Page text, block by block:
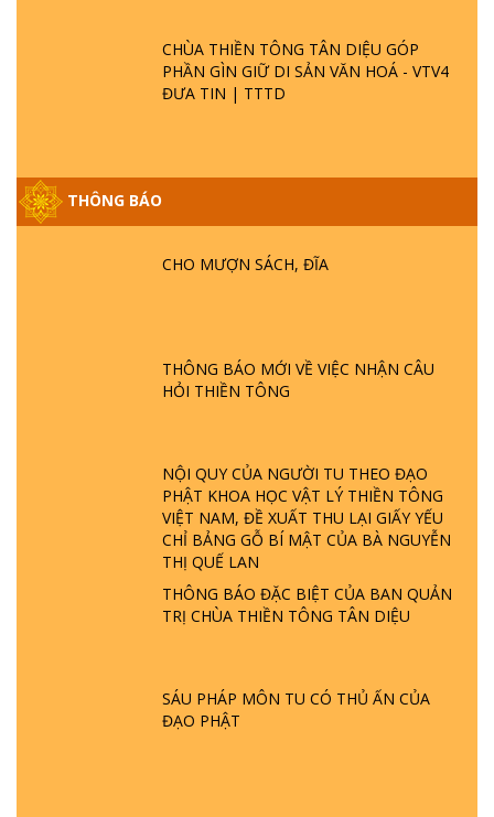
CHÙA THIỀN TÔNG TÂN DIỆU GÓP
PHẦN GÌN GIỮ DI SẢN VĂN HOÁ - VTV4
ĐƯA TIN | TTTD
THÔNG BÁO
CHO MƯỢN SÁCH, ĐĨA
THÔNG BÁO MỚI VỀ VIỆC NHẬN CÂU
HỎI THIỀN TÔNG
NỘI QUY CỦA NGƯỜI TU THEO ĐẠO
PHẬT KHOA HỌC VẬT LÝ THIỀN TÔNG
VIỆT NAM, ĐỀ XUẤT THU LẠI GIẤY YẾU
CHỈ BẢNG GỖ BÍ MẬT CỦA BÀ NGUYỄN
THỊ QUẾ LAN
THÔNG BÁO ĐẶC BIỆT CỦA BAN QUẢN
TRỊ CHÙA THIỀN TÔNG TÂN DIỆU
SÁU PHÁP MÔN TU CÓ THỦ ẤN CỦA
ĐẠO PHẬT
GIẢI ĐÁP ĐẶC BIỆT P25 - SUỐT 49 NĂM
PHẬT KHÔNG NÓI? HỘI LONG HOA LÀ
TTTD
GIẢI ĐÁP THIỀN TÔNG ĐẶC BIỆT P22 - TẠI
SAO TRÁI ĐẤT NHIỀU THIÊN TAI - LŨ LỤT
- HỎA HOẠN | TTTD
GIẢI ĐÁP THIỀN TÔNG ĐẶC BIỆT P21 - TẠI
GIẢI ĐÁP VỀ LỄ TIỄN THIỀN TÔNG SƯ